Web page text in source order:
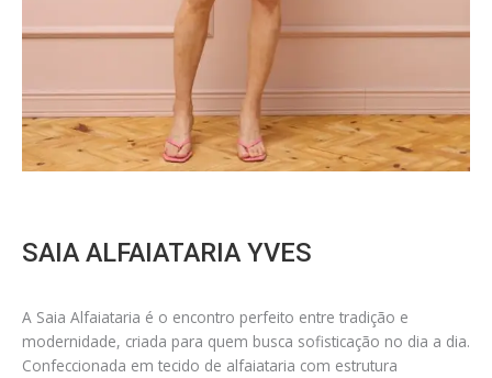
SAIA ALFAIATARIA YVES
A Saia Alfaiataria é o encontro perfeito entre tradição e
modernidade, criada para quem busca sofisticação no dia a dia.
Confeccionada em tecido de alfaiataria com estrutura